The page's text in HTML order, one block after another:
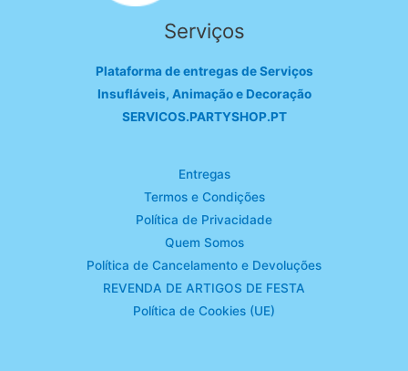
Serviços
Plataforma de entregas de Serviços
Insufláveis, Animação e Decoração
SERVICOS.PARTYSHOP.PT
Entregas
Termos e Condições
Política de Privacidade
Quem Somos
Política de Cancelamento e Devoluções
REVENDA DE ARTIGOS DE FESTA
Política de Cookies (UE)